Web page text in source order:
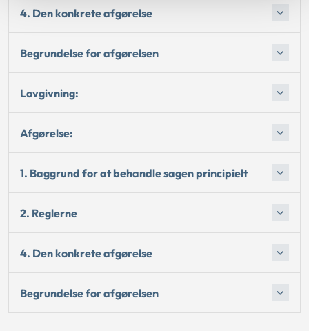
4. Den konkrete afgørelse
Begrundelse for afgørelsen
Lovgivning:
Afgørelse:
1. Baggrund for at behandle sagen principielt
2. Reglerne
4. Den konkrete afgørelse
Begrundelse for afgørelsen